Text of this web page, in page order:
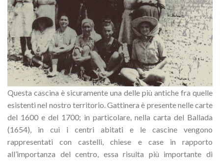
Questa cascina è sicuramente una delle più antiche fra quelle
esistenti nel nostro territorio. Gattinera è presente nelle carte
del 1600 e del 1700; in particolare, nella carta del Ballada
(1654), in cui i centri abitati e le cascine vengono
rappresentati con castelli, chiese e case in rapporto
all’importanza del centro, essa risulta più importante di